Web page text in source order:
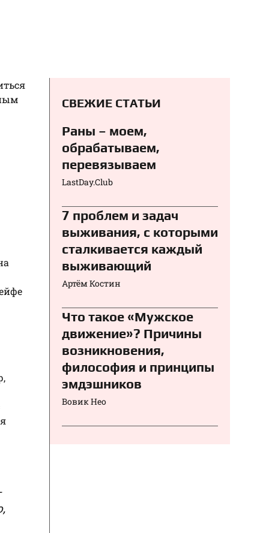
СВЕЖИЕ СТАТЬИ
Раны – моем,
обрабатываем,
перевязываем⁠⁠
LastDay.Club
7 проблем и задач
выживания, с которыми
сталкивается каждый
выживающий
Артём Костин
Что такое «Мужское
движение»? Причины
возникновения,
философия и принципы
эмдэшников
Вовик Нео